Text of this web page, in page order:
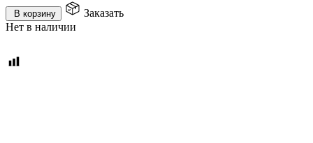
В корзину
Заказать
Нет в наличии